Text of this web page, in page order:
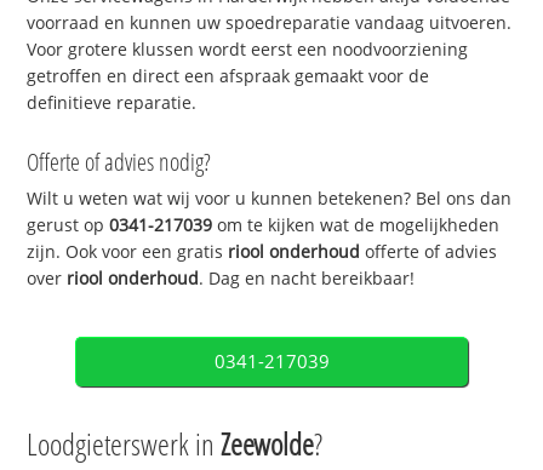
voorraad en kunnen uw spoedreparatie vandaag uitvoeren.
Voor grotere klussen wordt eerst een noodvoorziening
getroffen en direct een afspraak gemaakt voor de
definitieve reparatie.
Offerte of advies nodig?
Wilt u weten wat wij voor u kunnen betekenen? Bel ons dan
gerust op0341-217039 om te kijken wat de mogelijkheden
zijn. Ook voor een gratis riool onderhoud offerte of advies
over riool onderhoud. Dag en nacht bereikbaar!
0341-217039
Loodgieterswerk inZeewolde?